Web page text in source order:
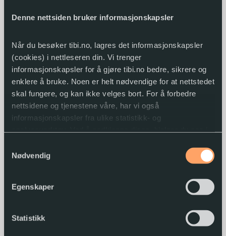
Denne nettsiden bruker informasjonskapsler
Når du besøker tibi.no, lagres det informasjonskapsler
(cookies) i nettleseren din. Vi trenger
informasjonskapsler for å gjøre tibi.no bedre, sikrere og
enklere å bruke. Noen er helt nødvendige for at nettstedet
skal fungere, og kan ikke velges bort. For å forbedre
nettsidene og tjenestene våre, har vi også
informasjonskapsler fra ulike statistikk- og
Nødvendig
Egenskaper
Statistikk
Tibi – Biblioteket for tilrettelagt litteratur er
en tjeneste fraNasjonalbiblioteket
E-post:tibi@nb.no
Postadresse: Postboks 2674 Solli, 0203 Oslo
Observatoriegata 1b, 0254 Oslo